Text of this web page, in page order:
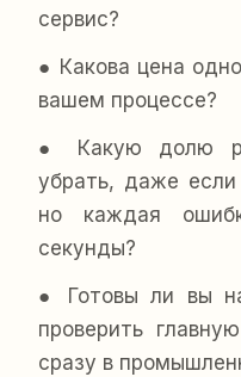
сервис?
● Какова цена
вашем процессе?
● Какую долю
убрать, даже
но каждая
секунды?
● Готовы ли вы
проверить
сразу в